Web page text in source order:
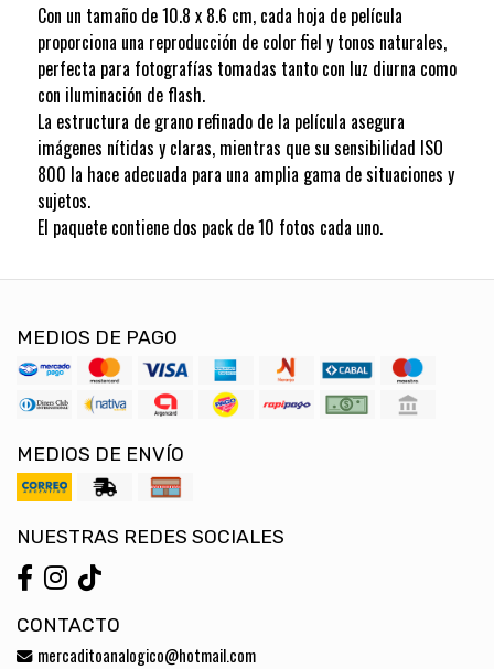
Con un tamaño de 10.8 x 8.6 cm, cada hoja de película
proporciona una reproducción de color fiel y tonos naturales,
perfecta para fotografías tomadas tanto con luz diurna como
con iluminación de flash.
La estructura de grano refinado de la película asegura
imágenes nítidas y claras, mientras que su sensibilidad ISO
800 la hace adecuada para una amplia gama de situaciones y
sujetos.
El paquete contiene dos pack de 10 fotos cada uno.
MEDIOS DE PAGO
MEDIOS DE ENVÍO
NUESTRAS REDES SOCIALES
CONTACTO
mercaditoanalogico@hotmail.com